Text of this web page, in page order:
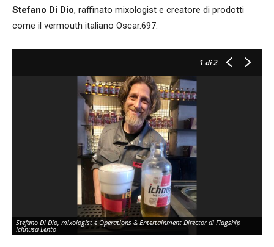
Stefano Di Dio, raffinato mixologist e creatore di prodotti
come il vermouth italiano Oscar.697.
1 di 2
Stefano Di Dio, mixologist e Operations & Entertainment Director di Flagship
Ichnusa Lento